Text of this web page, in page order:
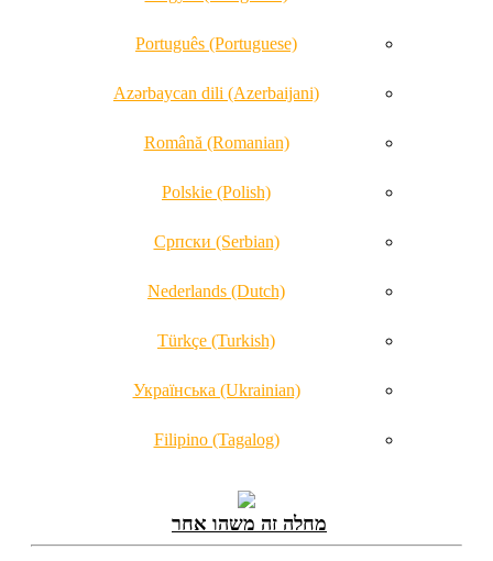
Português (Portuguese)
Azərbaycan dili (Azerbaijani)
Română (Romanian)
Polskie (Polish)
Српски (Serbian)
Nederlands (Dutch)
Türkçe (Turkish)
Українська (Ukrainian)
Filipino (Tagalog)
מחלה זה משהו אחר